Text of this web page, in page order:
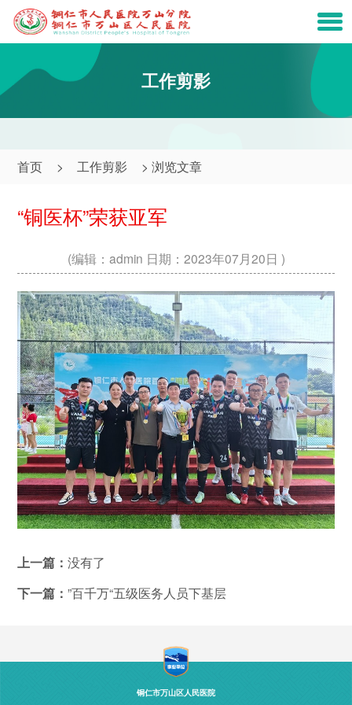
工作剪影
首页 > 工作剪影 > 浏览文章
“铜医杯”荣获亚军
(编辑：admin 日期：2023年07月20日 )
上一篇：没有了
下一篇：”百千万“五级医务人员下基层
铜仁市万山区人民医院